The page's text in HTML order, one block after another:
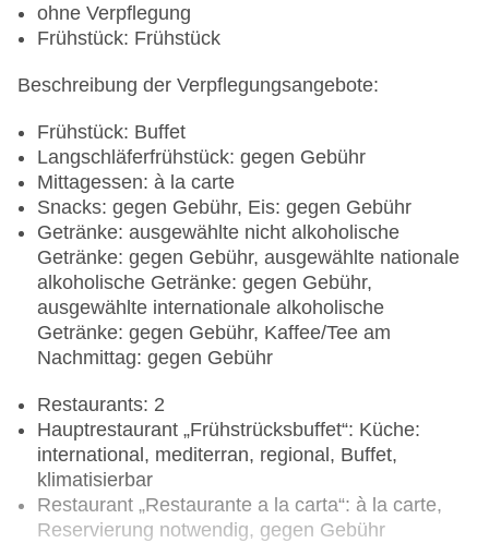
ohne Verpflegung
Frühstück: Frühstück
Beschreibung der Verpflegungsangebote:
Frühstück: Buffet
Langschläferfrühstück: gegen Gebühr
Mittagessen: à la carte
Snacks: gegen Gebühr, Eis: gegen Gebühr
Getränke: ausgewählte nicht alkoholische
Getränke: gegen Gebühr, ausgewählte nationale
alkoholische Getränke: gegen Gebühr,
ausgewählte internationale alkoholische
Getränke: gegen Gebühr, Kaffee/Tee am
Nachmittag: gegen Gebühr
Restaurants: 2
Hauptrestaurant „Frühstrücksbuffet“: Küche:
international, mediterran, regional, Buffet,
klimatisierbar
Restaurant „Restaurante a la carta“: à la carte,
Reservierung notwendig, gegen Gebühr